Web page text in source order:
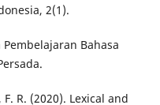
2(1).
Bahasa
R. (2020). Lexical and